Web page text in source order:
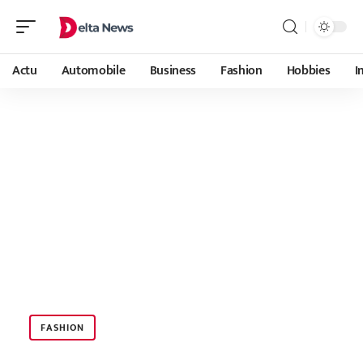
Actu Automobile Business Fashion Hobbies
FASHION